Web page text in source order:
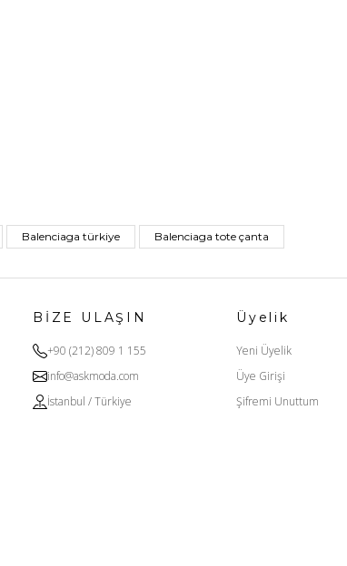
Balenciaga türkiye Balenciaga tote çanta
BİZE ULAŞIN
+90 (212) 809 1 155
info@askmoda.com
İstanbul / Türkiye
Üyelik
Yeni Üyelik
Üye Girişi
Şifremi Unuttum